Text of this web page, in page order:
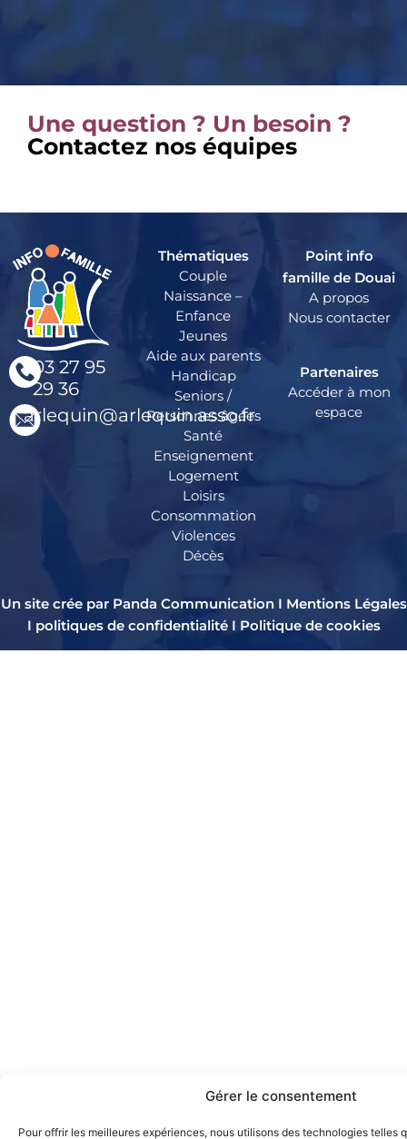
Gérer le consentement
Pour offrir les meilleures expériences, nous utilisons des technologies telles
Une question ? Un besoin ?
Contactez nos équipes
03 27 95
29 36
arlequin@arlequin.asso.fr
Thématiques
Couple
Naissance –
Enfance
Jeunes
Aide aux parents
Handicap
Seniors /
Personnes âgées
Santé
Enseignement
Logement
Loisirs
Consommation
Violences
Décès
Point info
famille de Douai
A propos
Nous contacter
Partenaires
Accéder à mon
espace
Un site crée par Panda Communication I Mentions Légales
I politiques de confidentialitéI Politique de cookies